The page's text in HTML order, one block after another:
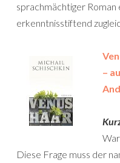
sprachmächtiger Roman
erkenntnisstiftend
–
Diese Frage muss der